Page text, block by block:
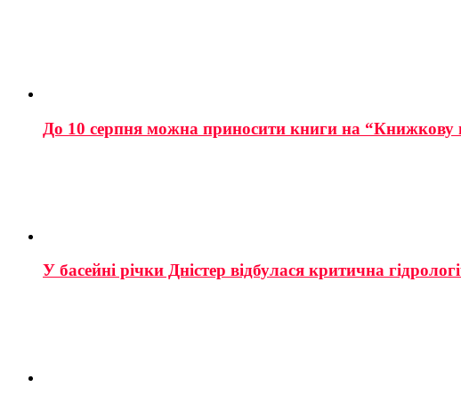
До 10 серпня можна приносити книги на “Книжкову
У басейні річки Дністер відбулася критична